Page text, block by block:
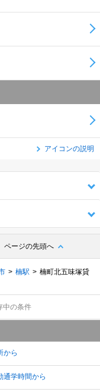
アイコンの説明
ページの先頭へ
楠駅
楠町北五味塚貸
中の条件
から
通学時間から